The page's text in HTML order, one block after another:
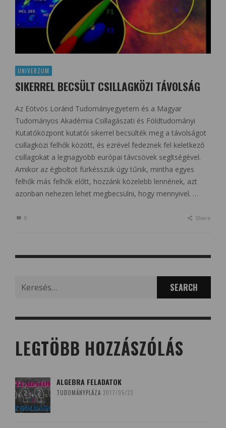
UNIVERZUM
SIKERREL BECSÜLT CSILLAGKÖZI TÁVOLSÁG
Az Eötvös Loránd Tudományegyetem és a Magyar
Tudományos Akadémia Csillagászati és Földtudományi
Kutatóközpont kutatói sikerrel becsülték meg a távolságot
csillagközi felhők között, és ezrével fedeznek fel keletkező
csillagokat a legnagyobb európai távcsövek segítségével.
Amikor az égboltot fürkésszük úgy tűnik, mintha egyes
felhők más felhők előtt, hozzánk közelebb lennének, azt
azonban nehezen lehet megbecsülni, hogy mennyivel. …
0 Share
LEGTÖBB HOZZÁSZÓLÁS
ALGEBRA FELADATOK
TUDOMÁNYPLÁZA 2017/05/23